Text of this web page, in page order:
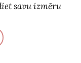
savu izmēru